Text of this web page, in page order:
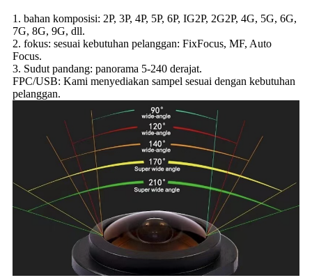
1. bahan komposisi: 2P, 3P, 4P, 5P, 6P, IG2P, 2G2P, 4G, 5G, 6G,
7G, 8G, 9G, dll.
2. fokus: sesuai kebutuhan pelanggan: FixFocus, MF, Auto
Focus.
3. Sudut pandang: panorama 5-240 derajat.
FPC/USB: Kami menyediakan sampel sesuai dengan kebutuhan
pelanggan.